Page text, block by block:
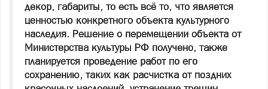
декор, габариты, то есть всё то, что является
ценностью конкретного объекта культурного
наследия. Решение о перемещении объекта от
Министерства культуры РФ получено, также
планируется проведение работ по его
сохранению, таких как расчистка от поздних